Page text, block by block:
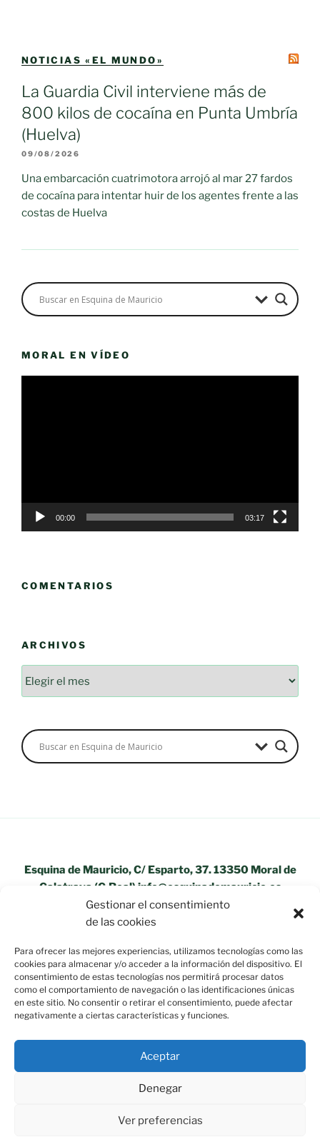
Gestionar el consentimiento
de las cookies
Para ofrecer las mejores experiencias, utilizamos tecnologías como las
cookies para almacenar y/o acceder a la información del dispositivo. El
consentimiento de estas tecnologías nos permitirá procesar datos
como el comportamiento de navegación o las identificaciones únicas
en este sitio. No consentir o retirar el consentimiento, puede afectar
negativamente a ciertas características y funciones.
Aceptar
Denegar
Ver preferencias
NOTICIAS «EL MUNDO»
La Guardia Civil interviene más de
800 kilos de cocaína en Punta Umbría
(Huelva)
09/08/2026
Una embarcación cuatrimotora arrojó al mar 27 fardos
de cocaína para intentar huir de los agentes frente a las
costas de Huelva
MORAL EN VÍDEO
00:00 03:17
COMENTARIOS
ARCHIVOS
Esquina de Mauricio, C/ Esparto, 37. 13350 Moral de
Calatrava (C.Real) info@esquinademauricio.es
«Aviso Legal»